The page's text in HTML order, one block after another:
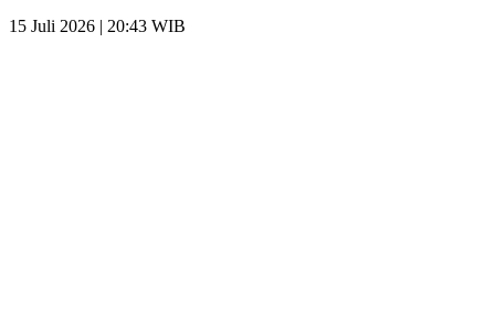
15 Juli 2026 | 20:43 WIB